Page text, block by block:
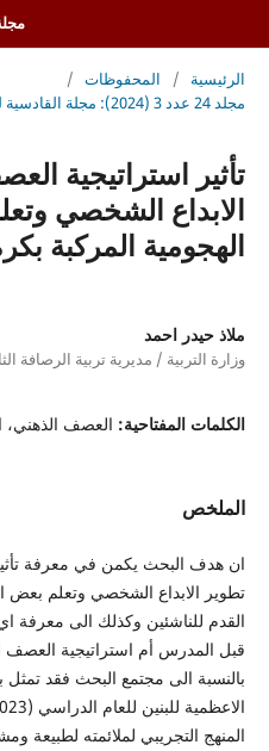
الرئيسية / المحفوظات /
مجلد 24 عدد 3 (2024): مجلة القادسية لعلوم التربية الرياضية
تأثير استراتيجية
الابداع الشخصي
الهجومية المركبة
ملاذ حيدر احمد
وزارة التربية / مديرية تربية الرصافة
الكلمات المفتاحية: العصف الذهني،
الملخص
ان هدف البحث يكمن في معرفة
تطوير الابداع الشخصي وتعلم بعض
القدم للناشئين وكذلك الى معرفة
قبل المدرس أم استراتيجية العصف
بالنسبة الى مجتمع البحث فقد تمثل
المنهج التجريبي لملائمته لطبيعة